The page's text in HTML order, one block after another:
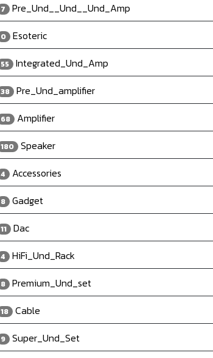
7 Pre_Und__Und__Und_Amp
0 Esoteric
55 Integrated_Und_Amp
38 Pre_Und_amplifier
68 Amplifier
180 Speaker
4 Accessories
8 Gadget
11 Dac
4 HiFi_Und_Rack
8 Premium_Und_set
18 Cable
9 Super_Und_Set